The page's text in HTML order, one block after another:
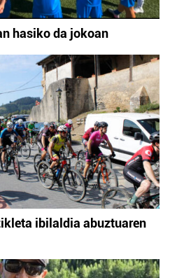
hasiko da jokoan
ibilaldia abuztuaren